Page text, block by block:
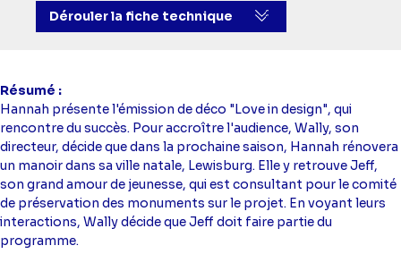
Walker
(Jeff Winslow), Alvina August
Eric Pollins
Dérouler la fiche technique
Résumé
Hannah présente l'émission de déco "Love in design", qui
rencontre du succès. Pour accroître l'audience, Wally, son
directeur, décide que dans la prochaine saison, Hannah rénovera
un manoir dans sa ville natale, Lewisburg. Elle y retrouve Jeff,
son grand amour de jeunesse, qui est consultant pour le comité
de préservation des monuments sur le projet. En voyant leurs
interactions, Wally décide que Jeff doit faire partie du
programme.